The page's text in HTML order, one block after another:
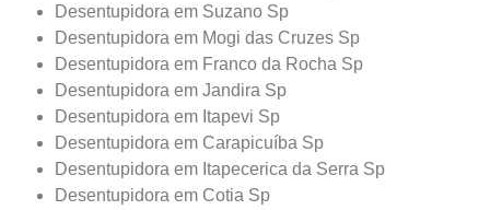
Desentupidora em Suzano Sp
Desentupidora em Mogi das Cruzes Sp
Desentupidora em Franco da Rocha Sp
Desentupidora em Jandira Sp
Desentupidora em Itapevi Sp
Desentupidora em Carapicuíba Sp
Desentupidora em Itapecerica da Serra Sp
Desentupidora em Cotia Sp